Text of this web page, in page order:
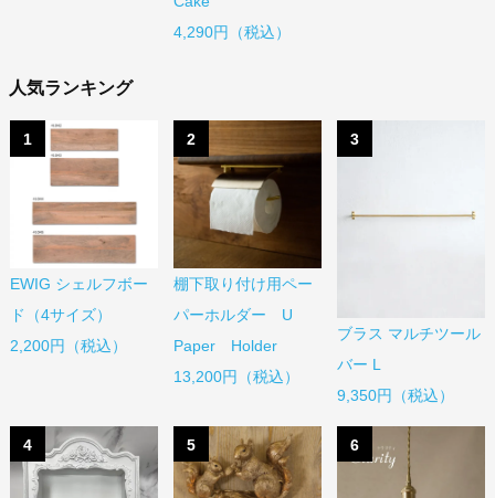
4,290円（税込）
人気ランキング
1
EWIG シェルフボー
ド（4サイズ）
2,200円（税込）
2
棚下取り付け用ペー
パーホルダー U
Paper Holder
13,200円（税込）
3
ブラス マルチツール
バー L
9,350円（税込）
4 5 6